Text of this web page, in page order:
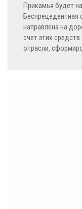
Прикамья будет
Беспрецедентная
направлена на
счет этих
отрасли,